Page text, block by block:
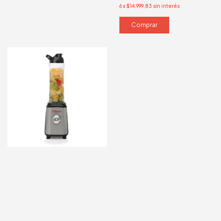
6 x $14.999,83 sin interés